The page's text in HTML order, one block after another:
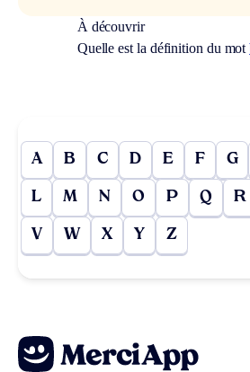
À découvrir
Quelle est la définition du mot
A B C D E F G
L M N O P Q R
V W X Y Z